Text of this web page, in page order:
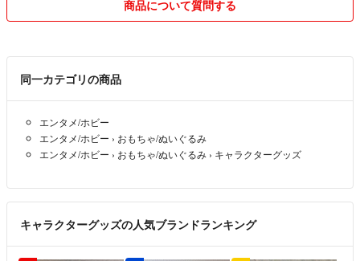
安心して取引できますよう誠意を持って対応させて頂きたいと思ってお
★お手数をおかけ致しますが購入申請を
お願いいたします。
商品について質問する
同一カテゴリの商品
エンタメ/ホビー
エンタメ/ホビー › おもちゃ/ぬいぐるみ
エンタメ/ホビー › おもちゃ/ぬいぐるみ › キャラクターグッズ
キャラクターグッズの人気ブランドランキング